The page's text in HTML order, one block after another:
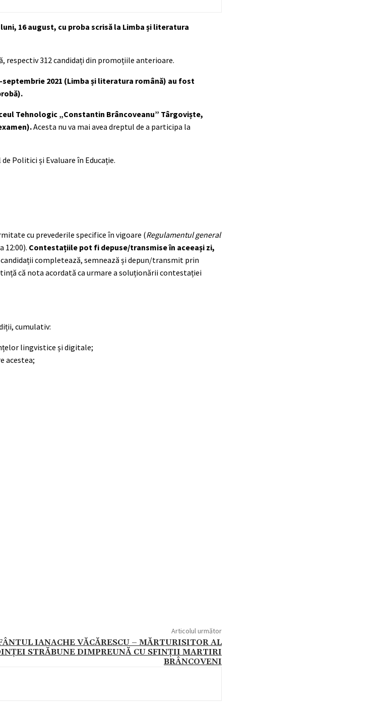
16 august, cu proba scrisă la Limba și literatura
respectiv 312 candidați din promoțiile anterioare.
2021 (Limba și literatura română) au fost
Tehnologic „Constantin Brâncoveanu” Târgoviște,
Acesta nu va mai avea dreptul de a participa la
Politici și Evaluare în Educație.
cu prevederile specifice în vigoare (Regulamentul general
12:00). Contestațiile pot fi depuse/transmise în aceeași zi,
completează, semnează și depun/transmit prin
că nota acordată ca urmare a soluționării contestației
cumulativ:
lingvistice și digitale;
acestea;
Articolul următor
IANACHE VĂCĂRESCU – MĂRTURISITOR AL
STRĂBUNE DIMPREUNĂ CU SFINȚII MARTIRI
BRÂNCOVENI